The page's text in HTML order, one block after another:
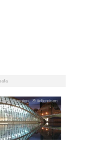
,Spanien,Städtereisen